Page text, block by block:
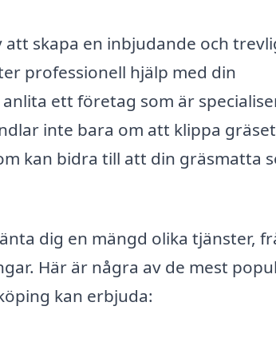
skapa en inbjudande och
professionell hjälp med din
ett företag som är
inte bara om att klippa
kan bidra till att din gräsmatta
dig en mängd olika tjänster,
Här är några av de mest
kan erbjuda: